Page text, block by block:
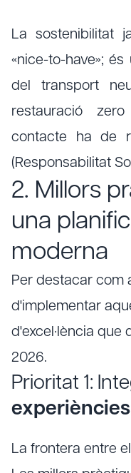
La sostenibilitat
«nice-to-have»; és
del transport
restauració
contacte ha de
(Responsabilitat
2. Millors
una
moderna
Per destacar com
d'implementar
d'excel·lència que
2026.
Prioritat 1:
La frontera entre